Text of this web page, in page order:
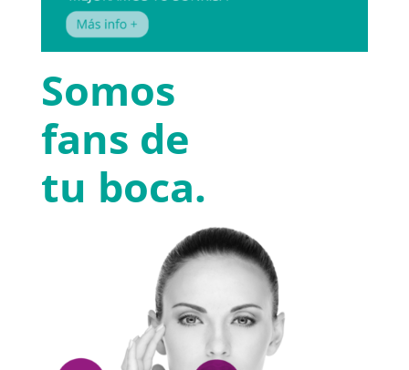
Somos
fans de
tu boca.